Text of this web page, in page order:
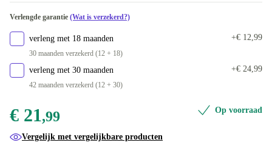
Verlengde garantie (Wat is verzekerd?)
verleng met 18 maanden
30 maanden verzekerd (12 + 18)
+€ 12,99
verleng met 30 maanden
42 maanden verzekerd (12 + 30)
+€ 24,99
€ 21,99 Op voorraad
Vergelijk met vergelijkbare producten